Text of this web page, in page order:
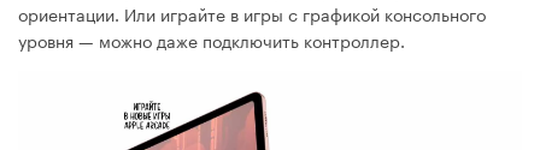
ориентации. Или играйте в игры с графикой консольного
уровня — можно даже подключить контроллер.